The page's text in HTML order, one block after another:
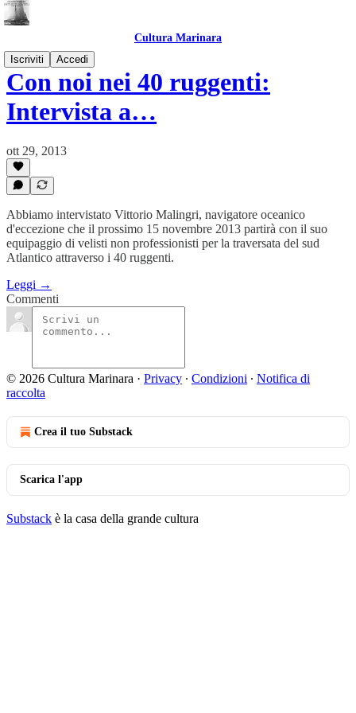
Cultura Marinara
Iscriviti
Accedi
Con noi nei 40 ruggenti:
Intervista a…
ott 29, 2013
Abbiamo intervistato Vittorio Malingri, navigatore oceanico
d'eccezione che il prossimo 15 novembre 2013 partirà con il suo
equipaggio di velisti non professionisti per la traversata del sud
Atlantico attraverso i 40 ruggenti.
Leggi →
Commenti
© 2026 Cultura Marinara · Privacy ∙ Condizioni ∙ Notifica di
raccolta
Crea il tuo Substack
Scarica l'app
Substack è la casa della grande cultura